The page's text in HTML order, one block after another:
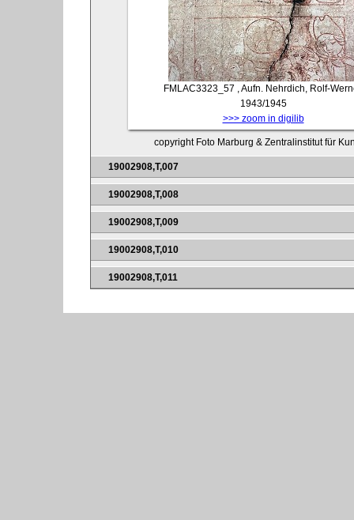
FMLAC3323_57 , Aufn. Nehrdich, Rolf-
1943/1945
>>> zoom in digilib
copyright Foto Marburg & Zentralinstitut für
19002908,T,007
19002908,T,008
19002908,T,009
19002908,T,010
19002908,T,011